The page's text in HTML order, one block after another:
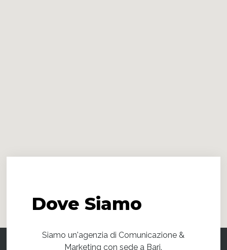
DoveSiamo
Siamo un'agenzia di Comunicazione &
Marketing con sede a Bari.